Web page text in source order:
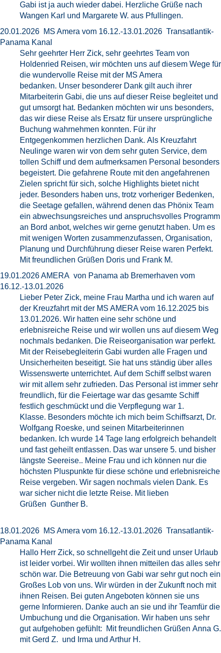
Gabi ist ja auch wieder dabei. Herzliche Grüße nach
Wangen Karl und Margarete W. aus Pfullingen.
20.01.2026 MS Amera vom 16.12.-13.01.2026 Transatlantik-
Panama Kanal
Sehr geehrter Herr Zick, sehr geehrtes Team von
Holdenried Reisen, wir möchten uns auf diesem Wege für
die wundervolle Reise mit der MS Amera
bedanken. Unser besonderer Dank gilt auch ihrer
Mitarbeiterin Gabi, die uns auf dieser Reise begleitet und
gut umsorgt hat. Bedanken möchten wir uns besonders,
das wir diese Reise als Ersatz für unsere ursprüngliche
Buchung wahrnehmen konnten. Für ihr
Entgegenkommen herzlichen Dank. Als Kreuzfahrt
Neulinge waren wir von dem sehr guten Service, dem
tollen Schiff und dem aufmerksamen Personal besonders
begeistert. Die gefahrene Route mit den angefahrenen
Zielen spricht für sich, solche Highlights bietet nicht
jeder. Besonders haben uns, trotz vorheriger Bedenken,
die Seetage gefallen, während denen das Phönix Team
ein abwechsungsreiches und anspruchsvolles Programm
an Bord anbot, welches wir gerne genutzt haben. Um es
mit wenigen Worten zusammenzufassen, Organisation,
Planung und Durchführung dieser Reise waren Perfekt.
Mit freundlichen Grüßen Doris und Frank M.
19.01.2026 AMERA von Panama ab Bremerhaven vom
16.12.-13.01.2026
Lieber Peter Zick, meine Frau Martha und ich waren auf
der Kreuzfahrt mit der MS AMERA vom 16.12.2025 bis
13.01.2026. Wir hatten eine sehr schöne und
erlebnisreiche Reise und wir wollen uns auf diesem Weg
nochmals bedanken. Die Reiseorganisation war perfekt.
Mit der Reisebegleiterin Gabi wurden alle Fragen und
Unsicherheiten beseitigt. Sie hat uns ständig über alles
Wissenswerte unterrichtet. Auf dem Schiff selbst waren
wir mit allem sehr zufrieden. Das Personal ist immer sehr
freundlich, für die Feiertage war das gesamte Schiff
festlich geschmückt und die Verpflegung war 1.
Klasse. Besonders möchte ich mich beim Schiffsarzt, Dr.
Wolfgang Roeske, und seinen Mitarbeiterinnen
bedanken. Ich wurde 14 Tage lang erfolgreich behandelt
und fast geheilt entlassen. Das war unsere 5. und bisher
längste Seereise.. Meine Frau und ich können nur die
höchsten Pluspunkte für diese schöne und erlebnisreiche
Reise vergeben. Wir sagen nochmals vielen Dank. Es
war sicher nicht die letzte Reise. Mit lieben
Grüßen Gunther B.
18.01.2026 MS Amera vom 16.12.-13.01.2026 Transatlantik-
Panama Kanal
Hallo Herr Zick, so schnellgeht die Zeit und unser Urlaub
ist leider vorbei. Wir wollten ihnen mitteilen das alles sehr
schön war. Die Betreuung von Gabi war sehr gut noch ein
Großes Lob von uns. Wir würden in der Zukunft noch mit
ihnen Reisen. Bei guten Angeboten können sie uns
gerne Informieren. Danke auch an sie und ihr Teamfür die
Umbuchung und die Organisation. Wir haben uns sehr
gut aufgehoben gefühlt: Mit freundlichen Grüßen Anna G.
mit Gerd Z. und Irma und Arthur H.